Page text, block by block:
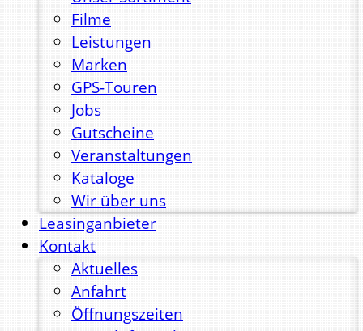
Filme
Leistungen
Marken
GPS-Touren
Jobs
Gutscheine
Veranstaltungen
Kataloge
Wir über uns
Leasinganbieter
Kontakt
Aktuelles
Anfahrt
Öffnungszeiten